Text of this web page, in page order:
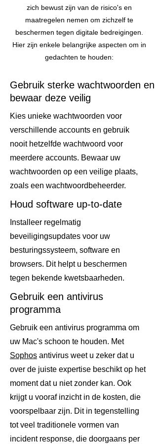
zich bewust zijn van de risico's en
maatregelen nemen om zichzelf te
beschermen tegen digitale bedreigingen.
Hier zijn enkele belangrijke aspecten om in
gedachten te houden:
Gebruik sterke wachtwoorden en
bewaar deze veilig
Kies unieke wachtwoorden voor
verschillende accounts en gebruik
nooit hetzelfde wachtwoord voor
meerdere accounts. Bewaar uw
wachtwoorden op een veilige plaats,
zoals een wachtwoordbeheerder.
Houd software up-to-date
Installeer regelmatig
beveiligingsupdates voor uw
besturingssysteem, software en
browsers. Dit helpt u beschermen
tegen bekende kwetsbaarheden.
Gebruik een antivirus
programma
Gebruik een antivirus programma om
uw Mac's schoon te houden. Met
Sophos antivirus weet u zeker dat u
over de juiste expertise beschikt op het
moment dat u niet zonder kan. Ook
krijgt u vooraf inzicht in de kosten, die
voorspelbaar zijn. Dit in tegenstelling
tot veel traditionele vormen van
incident response, die doorgaans per